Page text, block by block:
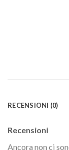
RECENSIONI (0)
Recensioni
Ancora non ci